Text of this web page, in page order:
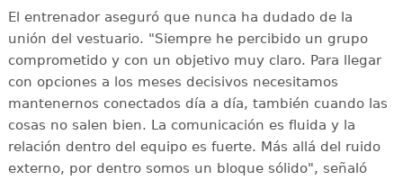
El entrenador aseguró que nunca ha dudado de la
unión del vestuario. "Siempre he percibido un grupo
comprometido y con un objetivo muy claro. Para llegar
con opciones a los meses decisivos necesitamos
mantenernos conectados día a día, también cuando las
cosas no salen bien. La comunicación es fluida y la
relación dentro del equipo es fuerte. Más allá del ruido
externo, por dentro somos un bloque sólido", señaló